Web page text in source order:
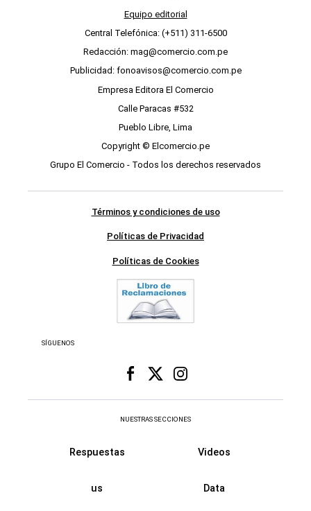
Equipo editorial
Central Telefónica: (+511) 311-6500
Redacción: mag@comercio.com.pe
Publicidad: fonoavisos@comercio.com.pe
Empresa Editora El Comercio
Calle Paracas #532
Pueblo Libre, Lima
Copyright © Elcomercio.pe
Grupo El Comercio - Todos los derechos reservados
Términos y condiciones de uso
Políticas de Privacidad
Políticas de Cookies
SÍGUENOS
NUESTRAS SECCIONES
Respuestas Videos
us Data